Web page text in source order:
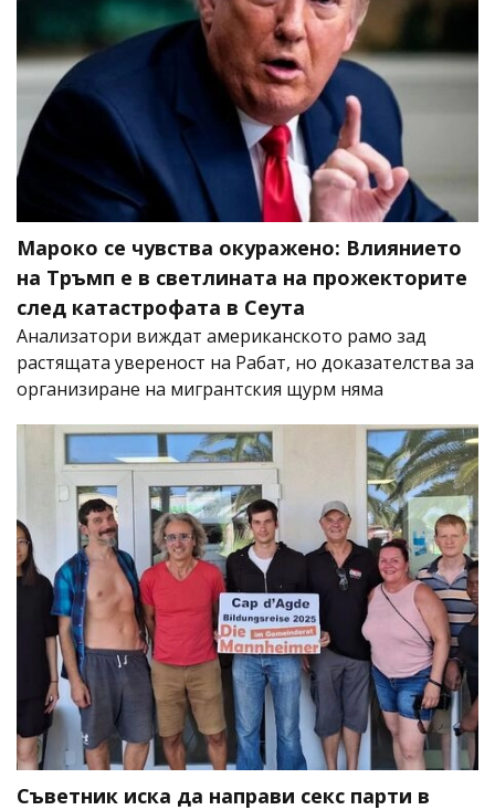
Мароко се чувства окуражено: Влиянието
на Тръмп е в светлината на прожекторите
след катастрофата в Сеута
Анализатори виждат американското рамо зад
растящата увереност на Рабат, но доказателства за
организиране на мигрантския щурм няма
Съветник иска да направи секс парти в